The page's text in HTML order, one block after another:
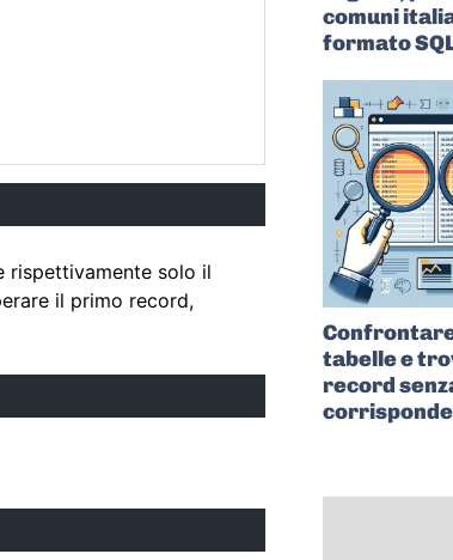
rispettivamente solo il
il primo record,
comuni
formato
tabelle e
record